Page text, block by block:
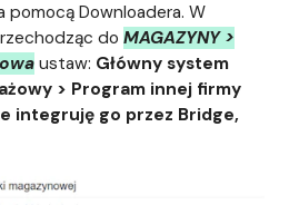
pomocą Downloadera. W
doMAGAZYNY >
ustaw: Główny system
> Program innej firmy
integruję go przez Bridge,